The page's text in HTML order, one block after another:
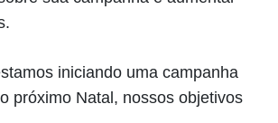
iniciando uma campanha
próximo Natal, nossos objetivos